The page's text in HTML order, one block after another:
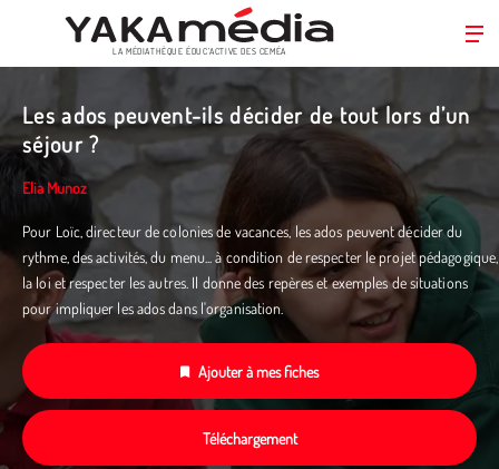
contenu
principal
LA MÉDIATHÈQUE ÉDUC’ACTIVE DES CEMÉA
Les ados peuvent-ils décider de tout lors d’un
séjour ?
Elia Munoz
Pour Loïc, directeur de colonies de vacances, les ados peuvent décider du
rythme, des activités, du menu... à condition de respecter le projet pédagogique,
la loi et respecter les autres. Il donne des repères et exemples de situations
pour impliquer les ados dans l'organisation.
Ajouter à mes fiches
Téléchargement